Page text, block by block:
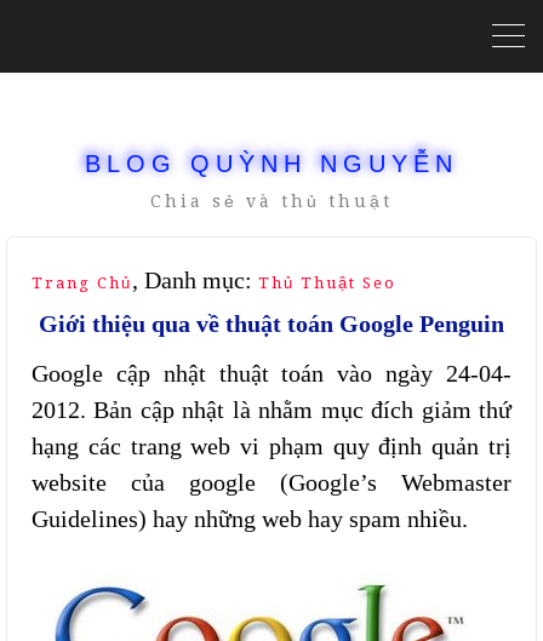
BLOG QUỲNH NGUYỄN
Chia sẻ và thủ thuật
Trang Chủ , Danh mục: Thủ Thuật Seo
Giới thiệu qua về thuật toán Google Penguin
Google cập nhật thuật toán vào ngày 24-04-
2012. Bản cập nhật là nhằm mục đích giảm thứ
hạng các trang web vi phạm quy định quản trị
website của google (Google’s Webmaster
Guidelines) hay những web hay spam nhiều.